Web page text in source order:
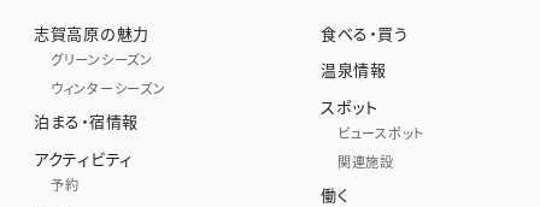
志賀高原の魅力
グリーンシーズン
ウィンターシーズン
泊まる・宿情報
アクティビティ
予約
食べる・買う
温泉情報
スポット
ビュースポット
関連施設
働く